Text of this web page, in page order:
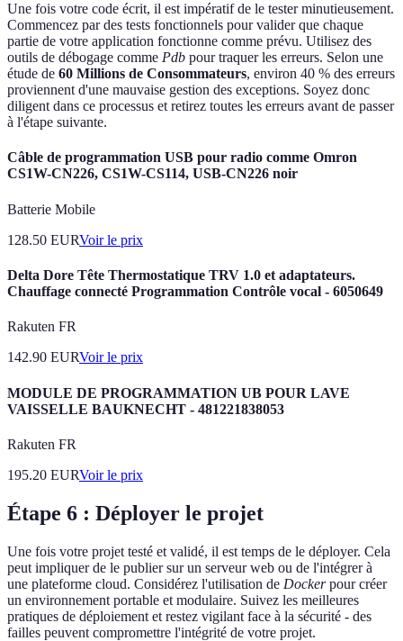
Une fois votre code écrit, il est impératif de le tester minutieusement.
Commencez par des tests fonctionnels pour valider que chaque
partie de votre application fonctionne comme prévu. Utilisez des
outils de débogage comme Pdb pour traquer les erreurs. Selon une
étude de 60 Millions de Consommateurs, environ 40 % des erreurs
proviennent d'une mauvaise gestion des exceptions. Soyez donc
diligent dans ce processus et retirez toutes les erreurs avant de passer
à l'étape suivante.
Câble de programmation USB pour radio comme Omron
CS1W-CN226, CS1W-CS114, USB-CN226 noir
Batterie Mobile
128.50 EURVoir le prix
Delta Dore Tête Thermostatique TRV 1.0 et adaptateurs.
Chauffage connecté Programmation Contrôle vocal - 6050649
Rakuten FR
142.90 EURVoir le prix
MODULE DE PROGRAMMATION UB POUR LAVE
VAISSELLE BAUKNECHT - 481221838053
Rakuten FR
195.20 EURVoir le prix
Étape 6 : Déployer le projet
Une fois votre projet testé et validé, il est temps de le déployer. Cela
peut impliquer de le publier sur un serveur web ou de l'intégrer à
une plateforme cloud. Considérez l'utilisation de Dockerpour créer
un environnement portable et modulaire. Suivez les meilleures
pratiques de déploiement et restez vigilant face à la sécurité - des
failles peuvent compromettre l'intégrité de votre projet.